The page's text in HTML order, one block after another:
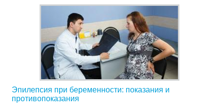
Эпилепсия при беременности: показания и
противопоказания